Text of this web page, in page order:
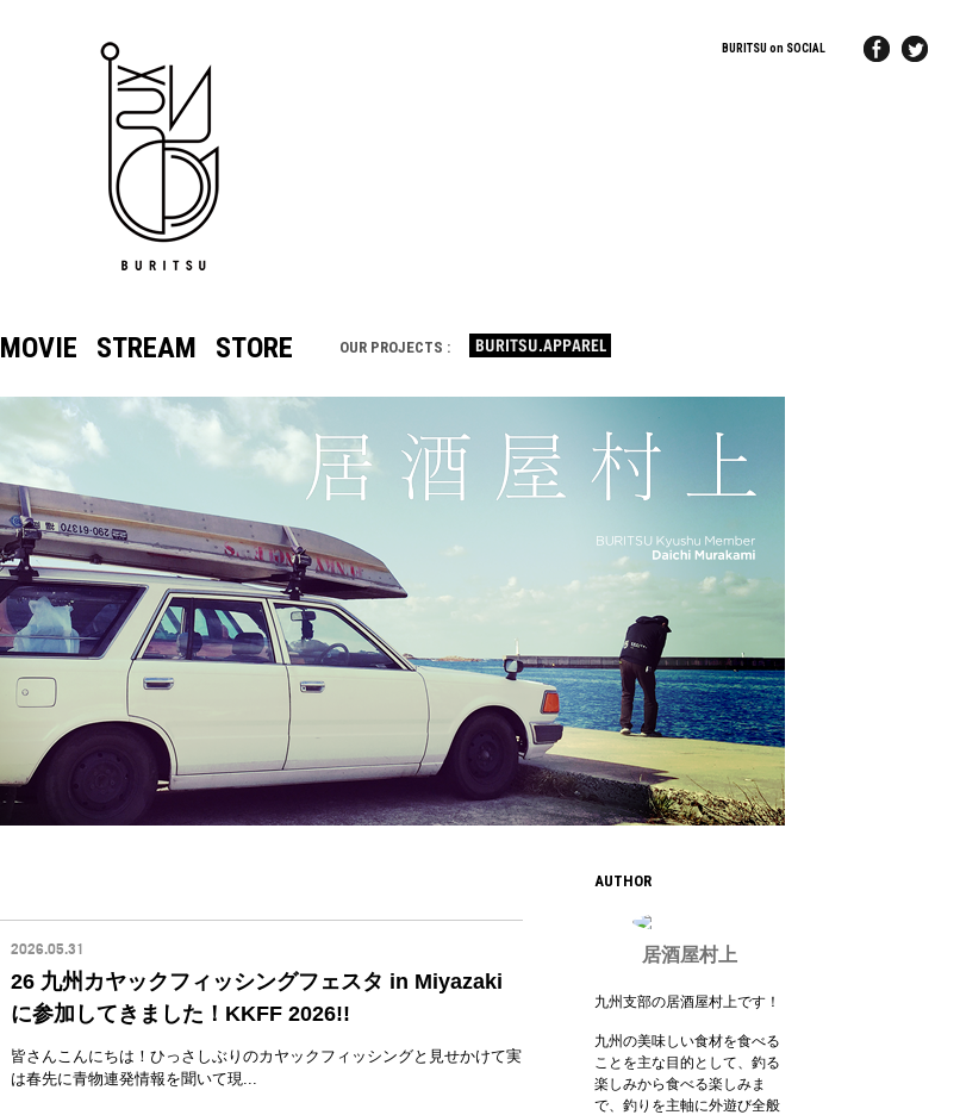
BURITSU on SOCIAL
MOVIE STREAM STORE OUR PROJECTS :
AUTHOR
居酒屋村上
九州支部の居酒屋村上です！
九州の美味しい食材を食べる
ことを主な目的として、釣る
楽しみから食べる楽しみま
で、釣りを主軸に外遊び全般
2026.05.31
26 九州カヤックフィッシングフェスタ in Miyazaki
に参加してきました！KKFF 2026!!
皆さんこんにちは！ひっさしぶりのカヤックフィッシングと見せかけて実
は春先に青物連発情報を聞いて現...